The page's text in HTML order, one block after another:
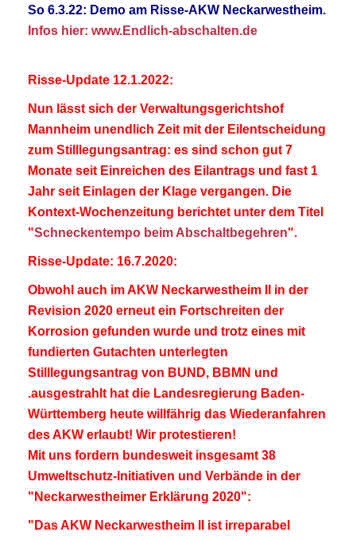
So 6.3.22: Demo am Risse-AKW Neckarwestheim.
Infos hier: www.Endlich-abschalten.de
Risse-Update 12.1.2022:
Nun lässt sich der Verwaltungsgerichtshof
Mannheim unendlich Zeit mit der Eilentscheidung
zum Stilllegungsantrag: es sind schon gut 7
Monate seit Einreichen des Eilantrags und fast 1
Jahr seit Einlagen der Klage vergangen. Die
Kontext-Wochenzeitung berichtet unter dem Titel
"Schneckentempo beim Abschaltbegehren".
Risse-Update: 16.7.2020:
Obwohl auch im AKW Neckarwestheim II in der
Revision 2020 erneut ein Fortschreiten der
Korrosion gefunden wurde und trotz eines mit
fundierten Gutachten unterlegten
Stilllegungsantrag von BUND, BBMN und
.ausgestrahlt hat die Landesregierung Baden-
Württemberg heute willfährig das Wiederanfahren
des AKW erlaubt! Wir protestieren!
Mit uns fordern bundesweit insgesamt 38
Umweltschutz-Initiativen und Verbände in der
"Neckarwestheimer Erklärung 2020":
"Das AKW Neckarwestheim II ist irreparabel